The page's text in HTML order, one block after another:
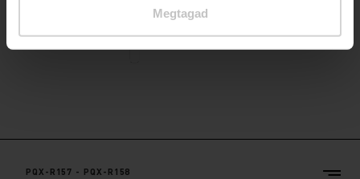
Megtagad
PQX-R157 - PQX-R158